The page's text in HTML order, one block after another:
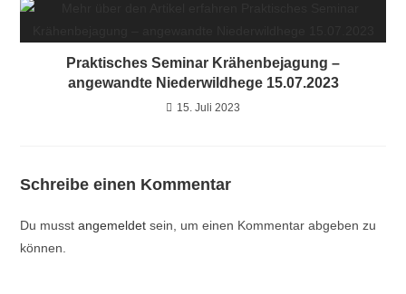
Praktisches Seminar Krähenbejagung –
angewandte Niederwildhege 15.07.2023
15. Juli 2023
Schreibe einen Kommentar
Du musstangemeldet sein, um einen Kommentar abgeben zu
können.